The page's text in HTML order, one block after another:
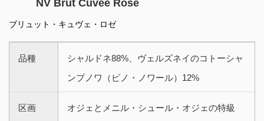
NV Brut Cuvée Rose
ブリュット・キュヴェ・ロゼ
品種
シャルドネ88%、ヴェルズネイのコトーシャ
ンプノワ（ピノ・ノワール）12%
区画
オジェとメニル・シュール・オジェの特級